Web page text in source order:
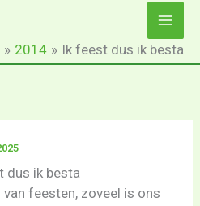
2014 Ik feest dus ik besta
dus ik besta
van feesten, zoveel is ons